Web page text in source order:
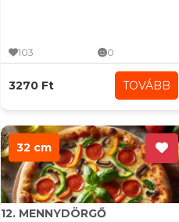
103 0
3270 Ft TOVÁBB
32 cm
12. MENNYDÖRGŐ